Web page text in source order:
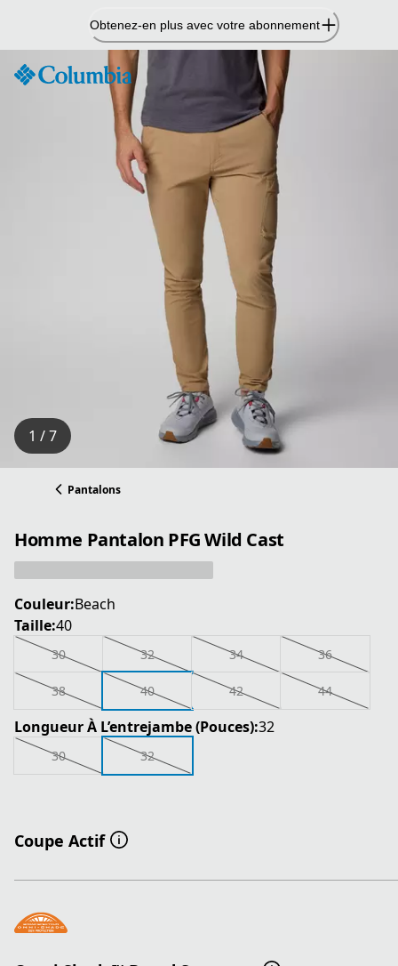
contenu
Obtenez-en plus avec votre abonnement
1 / 7
Pantalons
Homme Pantalon PFG Wild Cast
Couleur:Beach
Taille:40
30 32 34 36
38 40 42 44
Longueur À L’entrejambe (Pouces):32
30 32
Coupe Actif